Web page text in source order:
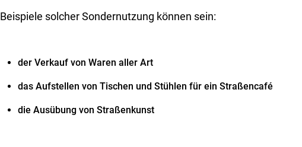
Beispiele solcher Sondernutzung können sein:
der Verkauf von Waren aller Art
das Aufstellen von Tischen und Stühlen für ein Straßencafé
die Ausübung von Straßenkunst